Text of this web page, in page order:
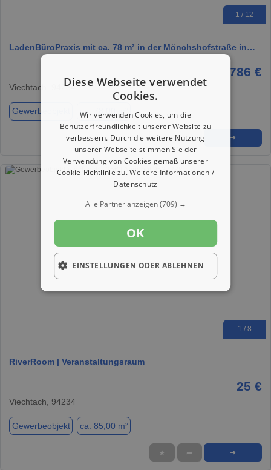
1 / 12
LadenBüroPraxis mit ca. 78 m² in der Mönchshofstraße in…
786 €
Viechtach, 94234
Gewerbeobjekt ca. 78,00 m²
★ ➦ ➜
1 / 8
RiverRoom | Veranstaltungsraum
25 €
Viechtach, 94234
Gewerbeobjekt ca. 85,00 m²
★ ➦ ➜
Diese Webseite verwendet
Cookies.
Wir verwenden Cookies, um die
Benutzerfreundlichkeit unserer Website zu
verbessern. Durch die weitere Nutzung
unserer Webseite stimmen Sie der
Verwendung von Cookies gemäß unserer
Cookie-Richtlinie zu.Weitere Informationen /
Datenschutz
Alle Partner anzeigen(709) →
OK
EINSTELLUNGEN ODER ABLEHNEN